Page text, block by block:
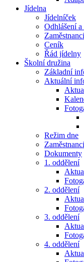
Jídelna
Jídelníček
Odhlášení
Zaměstnanci
Ceník
Řád jídelny
Školní družina
Základní
Aktuální
Režim dne
Zaměstnanci
Dokumenty
1. oddělení
2. oddělení
3. oddělení
4. oddělení